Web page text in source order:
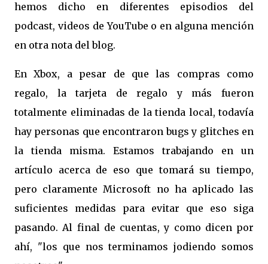
hemos dicho en diferentes episodios del
podcast, videos de YouTube o en alguna mención
en otra nota del blog.
En Xbox, a pesar de que las compras como
regalo, la tarjeta de regalo y más fueron
totalmente eliminadas de la tienda local, todavía
hay personas que encontraron bugs y glitches en
la tienda misma. Estamos trabajando en un
artículo acerca de eso que tomará su tiempo,
pero claramente Microsoft no ha aplicado las
suficientes medidas para evitar que eso siga
pasando. Al final de cuentas, y como dicen por
ahí, "los que nos terminamos jodiendo somos